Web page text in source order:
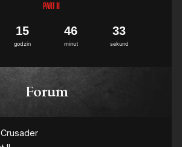
godzin
15
minut
46
sekund
32
Forum